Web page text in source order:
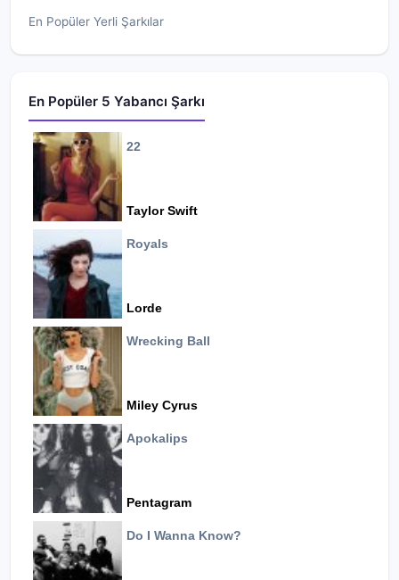
En Popüler Yerli Şarkılar
En Popüler 5 Yabancı Şarkı
22
Taylor Swift
Royals
Lorde
Wrecking Ball
Miley Cyrus
Apokalips
Pentagram
Do I Wanna Know?